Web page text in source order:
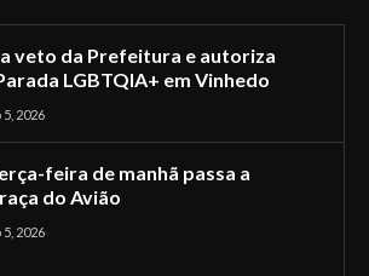
veto da Prefeitura e autoriza
LGBTQIA+ em Vinhedo
2026
feira de manhã passa a
do Avião
2026